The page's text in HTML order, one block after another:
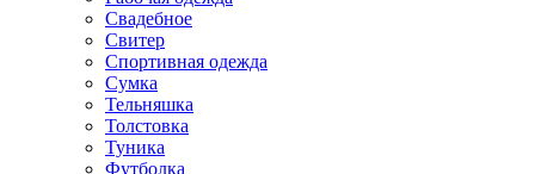
Свадебное
Свитер
Спортивная одежда
Сумка
Тельняшка
Толстовка
Туника
Футболка